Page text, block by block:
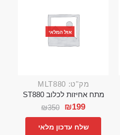
אזל המלאי
מק"ט: MLT880
מתח אחיזות לכלוב ST880
₪350 ₪199
שלח עדכון מלאי